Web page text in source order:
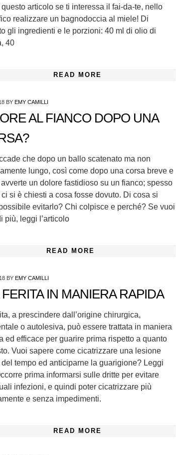
questo articolo se ti interessa il fai-da-te, nello
realizzare un bagnodoccia al miele! Di
gli ingredienti e le porzioni: 40 ml di olio di
40
READ MORE
BYEMY CAMILLI
AL FIANCO DOPO UNA
che dopo un ballo scatenato ma non
lungo, così come dopo una corsa breve e
un dolore fastidioso su un fianco; spesso
si è chiesti a cosa fosse dovuto. Di cosa si
evitarlo? Chi colpisce e perché? Se vuoi
più, leggi l’articolo
READ MORE
BYEMY CAMILLI
IN MANIERA RAPIDA
a prescindere dall’origine chirurgica,
o autolesiva, può essere trattata in maniera
ed efficace per guarire prima rispetto a quanto
Vuoi sapere come cicatrizzare una lesione
del tempo ed anticiparne la guarigione? Leggi
prima informarsi sulle dritte per evitare
infezioni, e quindi poter cicatrizzare più
e senza impedimenti.
READ MORE